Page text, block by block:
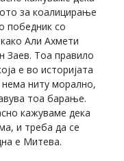
за коалицирање
победник со
Али Ахмети
Заев. Тоа правило
е во историјата
нема ниту морално,
тоа барање.
кажуваме дека
и треба да се
е Митева.